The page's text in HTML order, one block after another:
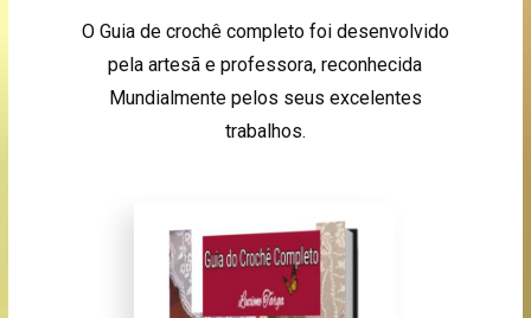
O Guia de crochê completo foi desenvolvido
pela artesã e professora, reconhecida
Mundialmente pelos seus excelentes
trabalhos.